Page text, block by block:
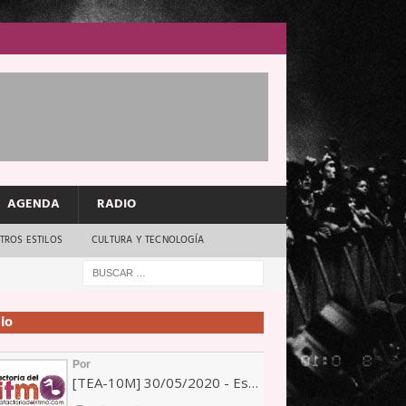
AGENDA RADIO
ESTILOS CULTURA Y TECNOLOGÍA